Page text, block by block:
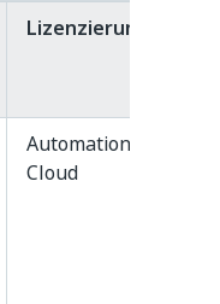
Lizenzierung
Automation
Cloud